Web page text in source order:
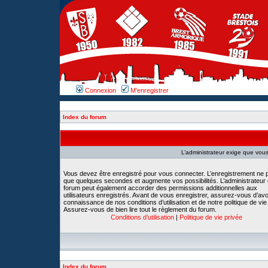
Connexion M’enregistrer
Index du forum
L’administrateur exige que
Vous devez être enregistré pour vous connecter. L’enregistrement ne
que quelques secondes et augmente vos possibilités. L’administrateur
forum peut également accorder des permissions additionnelles aux
utilisateurs enregistrés. Avant de vous enregistrer, assurez-vous
connaissance de nos conditions d’utilisation et de notre politique de
Assurez-vous de bien lire tout le règlement du forum.
Conditions d’utilisation | Politique de vie privée
Index du forum